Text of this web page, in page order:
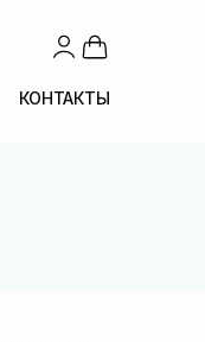
КОНТАКТЫ